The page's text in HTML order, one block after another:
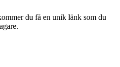
du få en unik länk som du